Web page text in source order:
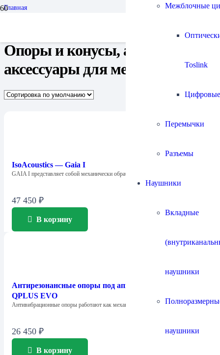
Межблочные
Toslink
Цифровые
Перемычки
Разъемы
Наушники
Вкладные
наушники
наушники
Главная
Опоры и конусы, а также
аксессуары для мебели
IsoAcoustics — Gaia I
GAIA I представляет собой механически обработанную…
47 450 ₽
В корзину
Антирезонансные опоры под аппаратуру Quadraspire
QPLUS EVO
Антивибрационные опоры работают как механические фильтры,…
26 450 ₽
В корзину